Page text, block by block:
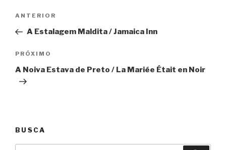
Post
Anterior
ANTERIOR
A Estalagem Maldita / Jamaica Inn
Próximo
PRÓXIMO
A Noiva Estava de Preto / La Mariée Était en Noir
BUSCA